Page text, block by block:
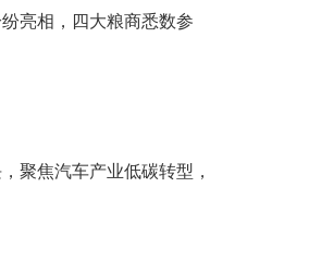
亮相，四大粮商悉数参
聚焦汽车产业低碳转型，